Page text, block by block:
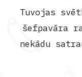
Tuvojas
šefpavāra
nekādu